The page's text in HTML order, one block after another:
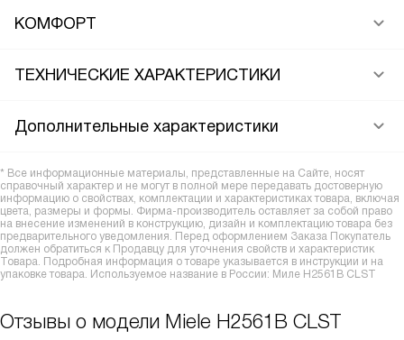
КОМФОРТ
ТЕХНИЧЕСКИЕ ХАРАКТЕРИСТИКИ
Дополнительные характеристики
* Все информационные материалы, представленные на Сайте, носят
справочный характер и не могут в полной мере передавать достоверную
информацию о свойствах, комплектации и характеристиках товара, включая
цвета, размеры и формы. Фирма-производитель оставляет за собой право
на внесение изменений в конструкцию, дизайн и комплектацию товара без
предварительного уведомления. Перед оформлением Заказа Покупатель
должен обратиться к Продавцу для уточнения свойств и характеристик
Товара. Подробная информация о товаре указывается в инструкции и на
упаковке товара. Используемое название в России: Миле H2561B CLST
Отзывы о модели Miele H2561B CLST